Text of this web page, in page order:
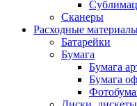
Сканеры
Расходные
Батарейки
Бумага
Бумага
Бумага